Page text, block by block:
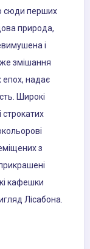
сюди перших
природа,
і
змішання
епох, надає
Широкі
строкатих
з
кафешки
Лісабона.